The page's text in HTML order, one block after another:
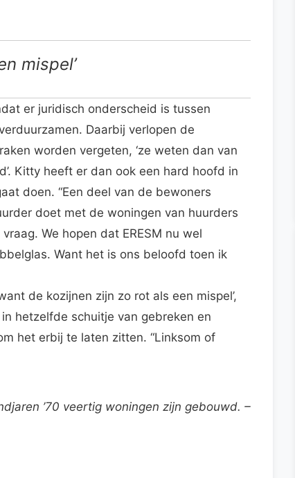
mispel’
er juridisch onderscheid is tussen
Daarbij verlopen de
worden vergeten, ‘ze weten dan van
Kitty heeft er dan ook een hard hoofd in
doen. “Een deel van de bewoners
doet met de woningen van huurders
We hopen dat ERESM nu wel
Want het is ons beloofd toen ik
de kozijnen zijn zo rot als een mispel’,
hetzelfde schuitje van gebreken en
het erbij te laten zitten. “Linksom of
’70 veertig woningen zijn gebouwd. –